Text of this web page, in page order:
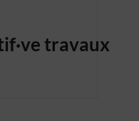
GESTION
travaux